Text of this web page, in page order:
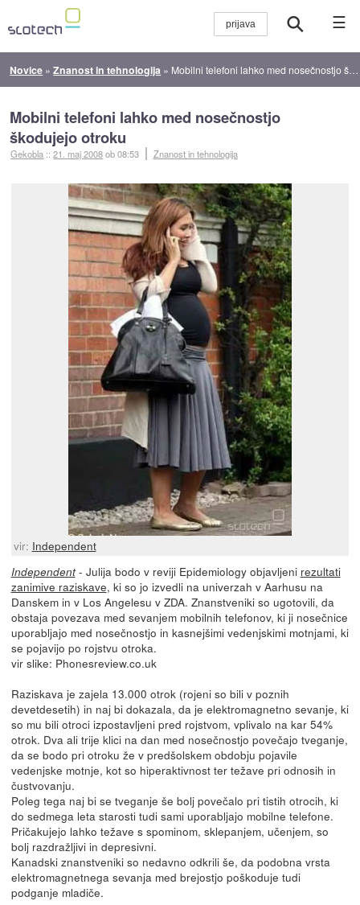
☰
Novice »Znanost in tehnologija » Mobilni telefoni lahko med nosečnostjo škodujejo otroku
Mobilni telefoni lahko med nosečnostjo
škodujejo otroku
Gekobla ::21. maj 2008ob 08:53 Znanost in tehnologija
vir: Independent
Independent- Julija bodo v reviji Epidemiology objavljeni rezultati
zanimive raziskave, ki so jo izvedli na univerzah v Aarhusu na
Danskem in v Los Angelesu v ZDA. Znanstveniki so ugotovili, da
obstaja povezava med sevanjem mobilnih telefonov, ki ji nosečnice
uporabljajo med nosečnostjo in kasnejšimi vedenjskimi motnjami, ki
se pojavijo po rojstvu otroka.
vir slike: Phonesreview.co.uk
Raziskava je zajela 13.000 otrok (rojeni so bili v poznih
devetdesetih) in naj bi dokazala, da je elektromagnetno sevanje, ki
so mu bili otroci izpostavljeni pred rojstvom, vplivalo na kar 54%
otrok. Dva ali trije klici na dan med nosečnostjo povečajo tveganje,
da se bodo pri otroku že v predšolskem obdobju pojavile
vedenjske motnje, kot so hiperaktivnost ter težave pri odnosih in
čustvovanju.
Poleg tega naj bi se tveganje še bolj povečalo pri tistih otrocih, ki
do sedmega leta starosti tudi sami uporabljajo mobilne telefone.
Pričakujejo lahko težave s spominom, sklepanjem, učenjem, so
bolj razdražljivi in depresivni.
Kanadski znanstveniki so nedavno odkrili še, da podobna vrsta
elektromagnetnega sevanja med brejostjo poškoduje tudi
podganje mladiče.